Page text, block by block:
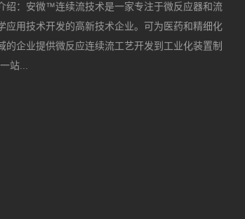
绍：安微™连续流技术是一家专注于微反应器和流
应用技术开发的高新技术企业。可为医药和精细化
的企业提供微反应连续流工艺开发到工业化装置制
站...